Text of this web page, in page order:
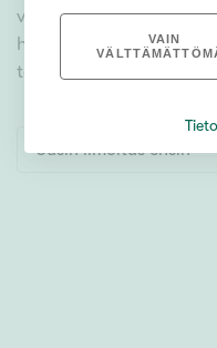
Omakoti-/erillistalo
Maa- tai metsätila
Vapaa-ajan asunto
vuokrattavat asunnot
hakutyökaluamme,
toiveidesi mukaisen
Uusin ilmoitus ensin
VAIN